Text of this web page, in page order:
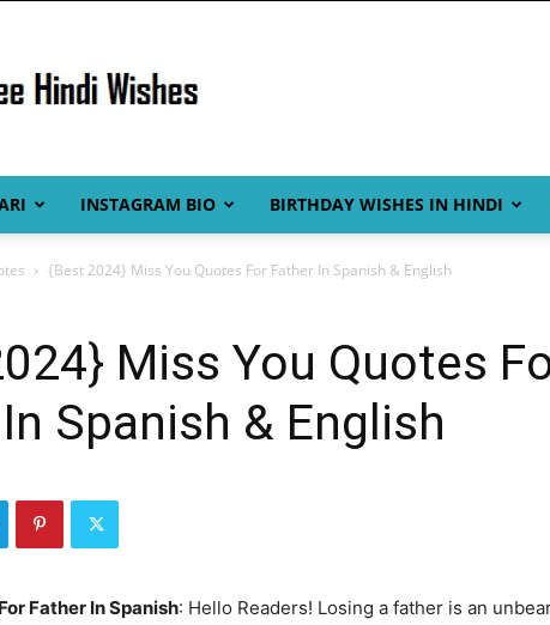
Hindi
Wishes
INSTAGRAM BIO BIRTHDAY WISHES IN HINDI
{Best 2024} Miss You Quotes For Father In Spanish & English
Miss You Quotes
Spanish & English
Father In Spanish: Hello Readers! Losing a father is an